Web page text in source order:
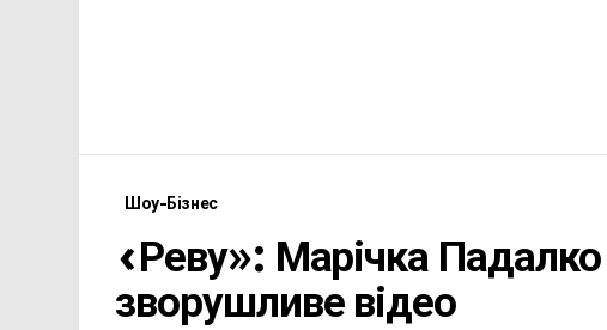
Шоу-Бізнес
«Реву»: Марічка
зворушливе відео